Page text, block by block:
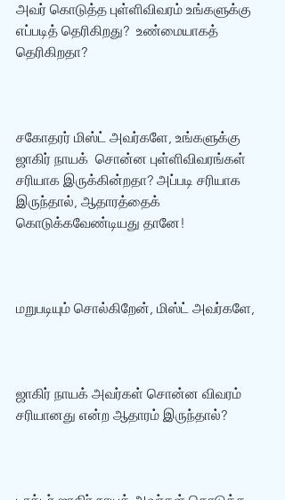
அவர் கொடுத்த புள்ளிவிவரம் உங்களுக்கு
எப்படித் தெரிகிறது?  உண்மையாகத்
தெரிகிறதா?
சகோதரர் மிஸ்ட் அவர்களே, உங்களுக்கு
ஜாகிர் நாயக்  சொன்ன புள்ளிவிவரங்கள்
சரியாக இருக்கின்றதா? அப்படி சரியாக
இருந்தால், ஆதாரத்தைக்
கொடுக்கவேண்டியது தானே!
மறுபடியும் சொல்கிறேன், மிஸ்ட் அவர்களே,
ஜாகிர் நாயக் அவர்கள் சொன்ன விவரம்
சரியானது என்ற ஆதாரம் இருந்தால்?